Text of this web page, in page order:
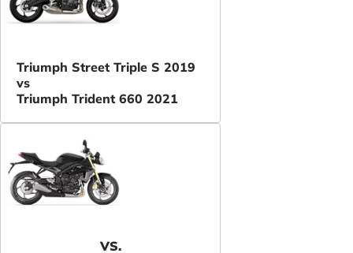
Triumph Street Triple S 2019
vs
Triumph Trident 660 2021
VS.